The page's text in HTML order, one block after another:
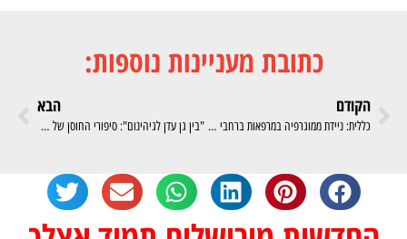
כתובת מעניינות נוספות:
הקודם
כללית: ניידת ממוגרפיה במרפאות ברחבי העיר
הבא
"בין גן עדן לגיהינום": סיפורי החוסן של עוטף עזה יוצאים לאור